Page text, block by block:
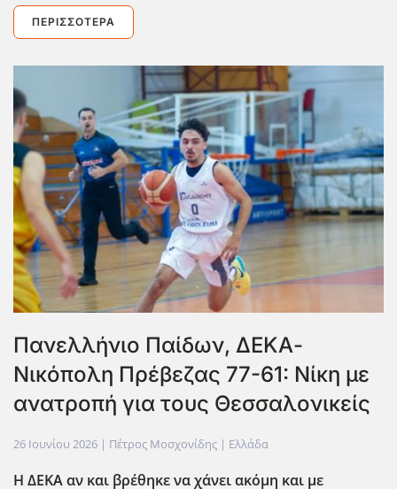
ΠΕΡΙΣΣΌΤΕΡΑ
Πανελλήνιο Παίδων, ΔΕΚΑ-
Νικόπολη Πρέβεζας 77-61: Νίκη με
ανατροπή για τους Θεσσαλονικείς
26 Ιουνίου 2026 | Πέτρος Μοσχονίδης | Ελλάδα
Η ΔΕΚΑ αν και βρέθηκε να χάνει ακόμη και με